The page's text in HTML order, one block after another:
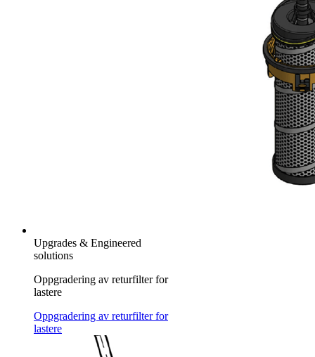
Upgrades & Engineered
solutions
Oppgradering av returfilter for
lastere
Oppgradering av returfilter for
lastere